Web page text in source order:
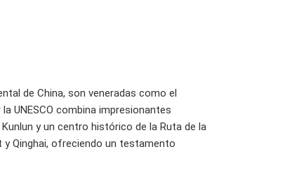
de China, son veneradas como el
UNESCO combina impresionantes
y un centro histórico de la Ruta de la
y Qinghai, ofreciendo un testamento